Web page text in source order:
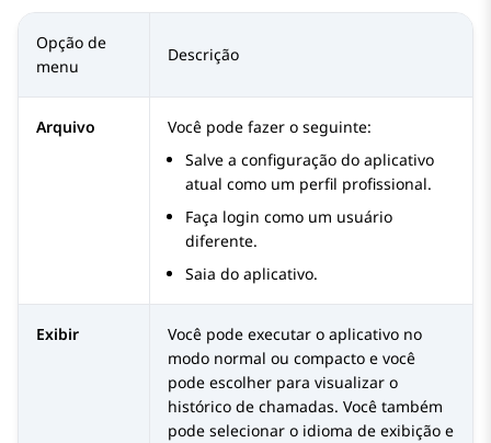
Opção de
menu
Descrição
Arquivo
Você pode fazer o seguinte:
Salve a configuração do aplicativo
atual como um perfil profissional.
Faça login como um usuário
diferente.
Saia do aplicativo.
Exibir
Você pode executar o aplicativo no
modo normal ou compacto e você
pode escolher para visualizar o
histórico de chamadas. Você também
pode selecionar o idioma de exibição e